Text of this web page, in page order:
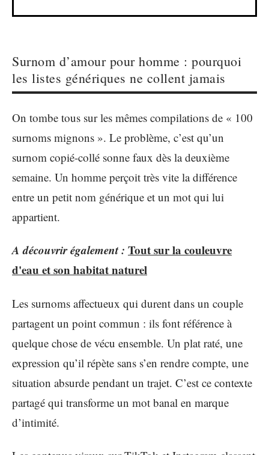
Surnom d’amour pour homme : pourquoi
les listes génériques ne collent jamais
On tombe tous sur les mêmes compilations de « 100
surnoms mignons ». Le problème, c’est qu’un
surnom copié-collé sonne faux dès la deuxième
semaine. Un homme perçoit très vite la différence
entre un petit nom générique et un mot qui lui
appartient.
A découvrir également : Tout sur la couleuvre
d'eau et son habitat naturel
Les surnoms affectueux qui durent dans un couple
partagent un point commun : ils font référence à
quelque chose de vécu ensemble. Un plat raté, une
expression qu’il répète sans s’en rendre compte, une
situation absurde pendant un trajet. C’est ce contexte
partagé qui transforme un mot banal en marque
d’intimité.